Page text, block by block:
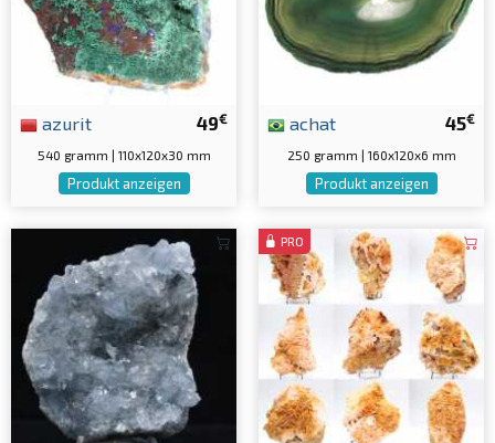
49€
azurit
540 gramm | 110x120x30 mm
Produkt anzeigen
45€
achat
250 gramm | 160x120x6 mm
Produkt anzeigen
PRO